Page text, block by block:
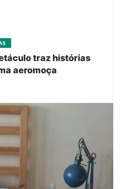
traz histórias
aeromoça